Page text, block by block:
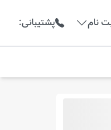
نام پشتیبانی: